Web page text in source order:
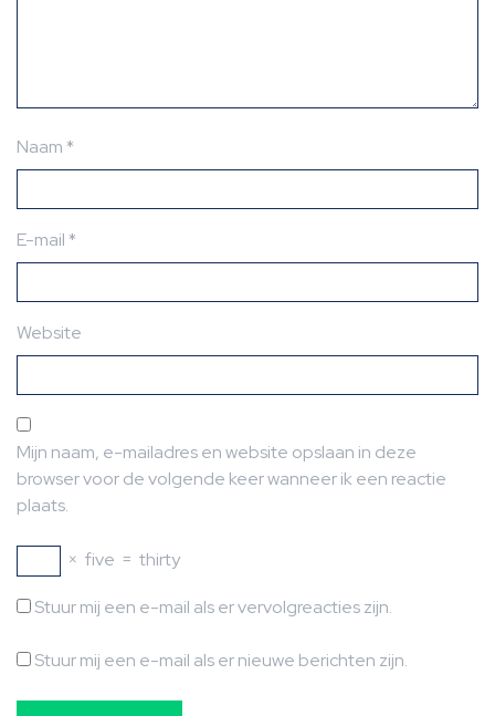
Naam*
E-mail*
Website
Mijn naam, e-mailadres en website opslaan in deze
browser voor de volgende keer wanneer ik een reactie
plaats.
× five = thirty
Stuur mij een e-mail als er vervolgreacties zijn.
Stuur mij een e-mail als er nieuwe berichten zijn.